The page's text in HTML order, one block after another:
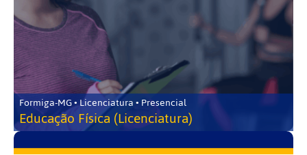
Formiga-MG • Licenciatura • Presencial
Educação Física (Licenciatura)